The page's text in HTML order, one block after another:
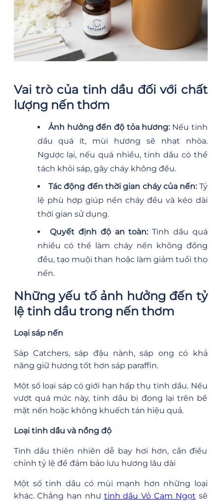
Vai trò của tinh dầu đối với chất
lượng nến thơm
Ảnh hưởng đến độ tỏa hương:Nếu tinh
dầu quá ít, mùi hương sẽ nhạt nhòa.
Ngược lại, nếu quá nhiều, tinh dầu có thể
tách khỏi sáp, gây cháy không đều.
Tác động đến thời gian cháy của nến:Tỷ
lệ phù hợp giúp nến cháy đều và kéo dài
thời gian sử dụng.
Quyết định độ an toàn:Tinh dầu quá
nhiều có thể làm cháy nến không đồng
đều, tạo muội than hoặc làm giảm tuổi thọ
nến.
Những yếu tố ảnh hưởng đến tỷ
lệ tinh dầu trong nến thơm
Loại sáp nến
Sáp Catchers, sáp đậu nành, sáp ong có khả
năng giữ hương tốt hơn sáp paraffin.
Một số loại sáp có giới hạn hấp thụ tinh dầu. Nếu
vượt quá mức này, tinh dầu bị đọng lại trên bề
mặt nến hoặc không khuếch tán hiệu quả.
Loại tinh dầu và nồng độ
Tinh dầu thiên nhiên dễ bay hơi hơn, cần điều
chỉnh tỷ lệ để đảm bảo lưu hương lâu dài
Một số tinh dầu có mùi mạnh hơn những loại
khác. Chẳng hạn như tinh dầu Vỏ Cam Ngọt sẽ